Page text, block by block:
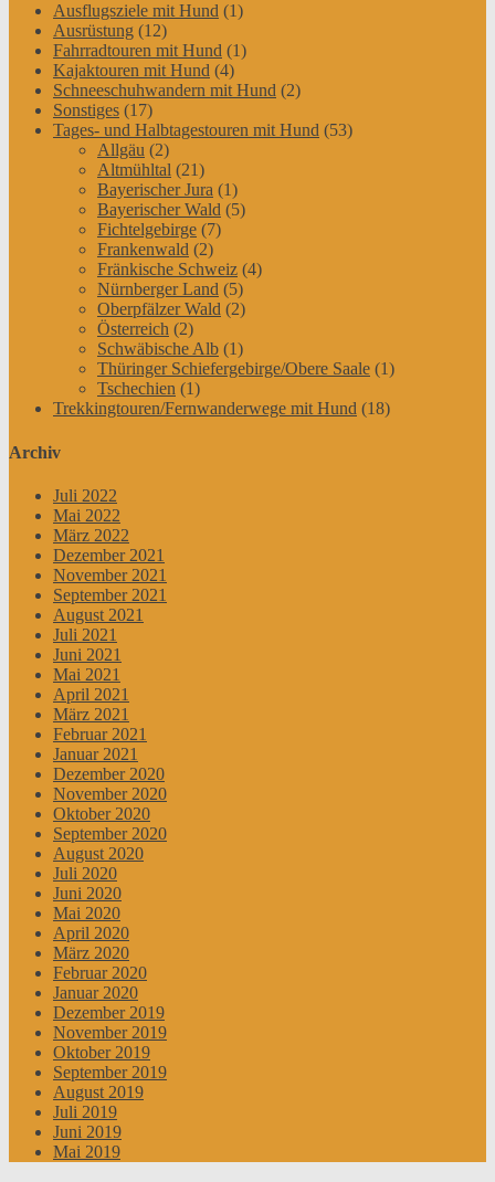
Ausflugsziele mit Hund (1)
Ausrüstung (12)
Fahrradtouren mit Hund (1)
Kajaktouren mit Hund (4)
Schneeschuhwandern mit Hund (2)
Sonstiges (17)
Tages- und Halbtagestouren mit Hund (53)
Allgäu (2)
Altmühltal (21)
Bayerischer Jura (1)
Bayerischer Wald (5)
Fichtelgebirge (7)
Frankenwald (2)
Fränkische Schweiz (4)
Nürnberger Land (5)
Oberpfälzer Wald (2)
Österreich (2)
Schwäbische Alb (1)
Thüringer Schiefergebirge/Obere Saale (1)
Tschechien (1)
Trekkingtouren/Fernwanderwege mit Hund (18)
Archiv
Juli 2022
Mai 2022
März 2022
Dezember 2021
November 2021
September 2021
August 2021
Juli 2021
Juni 2021
Mai 2021
April 2021
März 2021
Februar 2021
Januar 2021
Dezember 2020
November 2020
Oktober 2020
September 2020
August 2020
Juli 2020
Juni 2020
Mai 2020
April 2020
März 2020
Februar 2020
Januar 2020
Dezember 2019
November 2019
Oktober 2019
September 2019
August 2019
Juli 2019
Juni 2019
Mai 2019